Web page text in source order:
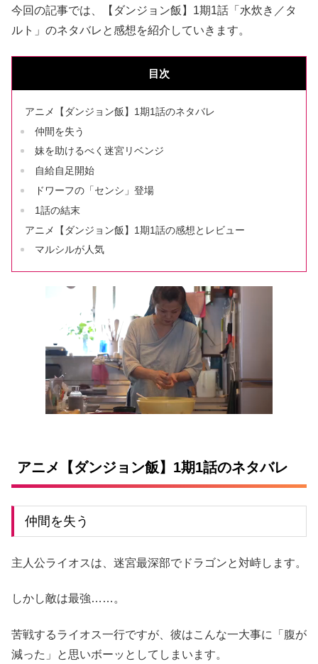
今回の記事では、【ダンジョン飯】1期1話「水炊き／タ
ルト」のネタバレと感想を紹介していきます。
目次
アニメ【ダンジョン飯】1期1話のネタバレ
仲間を失う
妹を助けるべく迷宮リベンジ
自給自足開始
ドワーフの「センシ」登場
1話の結末
アニメ【ダンジョン飯】1期1話の感想とレビュー
マルシルが人気
アニメ【ダンジョン飯】1期1話のネタバレ
仲間を失う
主人公ライオスは、迷宮最深部でドラゴンと対峙します。
しかし敵は最強……。
苦戦するライオス一行ですが、彼はこんな一大事に「腹が
減った」と思いボーッとしてしまいます。